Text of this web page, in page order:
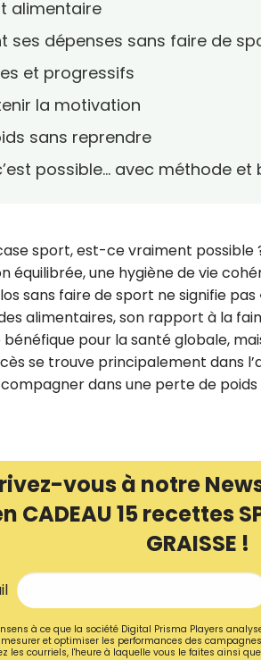
alimentaire
ses dépenses sans faire de
et progressifs
la motivation
sans reprendre
possible… avec méthode et
sport, est-ce vraiment possible
équilibrée, une hygiène de vie
sans faire de sport ne signifie
alimentaires, son rapport à la
pour la santé globale,
se trouve principalement dans
dans une perte de poids
vous à notre
CADEAU 15 recettes
GRAISSE !
à ce que la société Digital Prisma Players
et optimiser les performances des
les courriels, l'heure à laquelle vous le faites ainsi